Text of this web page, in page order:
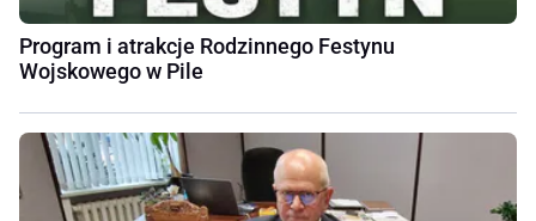
Program i atrakcje Rodzinnego Festynu
Wojskowego w Pile